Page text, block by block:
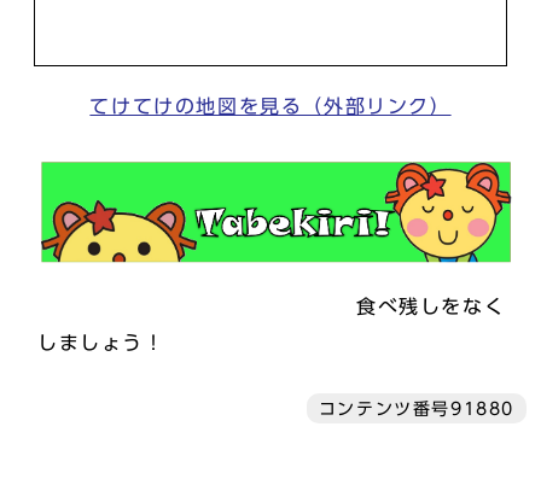
てけてけの地図を見る（外部リンク）
食べ残しをなく
しましょう！
コンテンツ番号91880